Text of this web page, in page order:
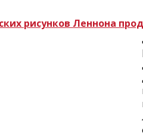
рисунков Леннона